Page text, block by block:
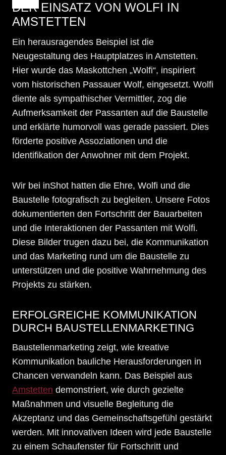
DER EINSATZ VON WOLFI IN
AMSTETTEN
Ein herausragendes Beispiel ist die
Neugestaltung des Hauptplatzes in Amstetten.
Hier wurde das Maskottchen „Wolfi“, inspiriert
vom historischen Passauer Wolf, eingesetzt. Wolfi
diente als sympathischer Vermittler, zog die
Aufmerksamkeit der Passanten auf die Baustelle
und erklärte humorvoll was gerade passiert. Dies
förderte positive Assoziationen und die
Identifikation der Anwohner mit dem Projekt.
Wir bei inShot hatten die Ehre, Wolfi und die
Baustelle fotografisch zu begleiten. Unsere Fotos
dokumentierten den Fortschritt der Bauarbeiten
und die Interaktionen der Passanten mit Wolfi.
Diese Bilder trugen dazu bei, die Kommunikation
und das Marketing rund um die Baustelle zu
unterstützen und die positive Wahrnehmung des
Projekts zu stärken.
ERFOLGREICHE KOMMUNIKATION
DURCH BAUSTELLENMARKETING
Baustellenmarketing zeigt, wie kreative
Kommunikation bauliche Herausforderungen in
Chancen verwandeln kann. Das Beispiel aus
Amstetten demonstriert, wie durch gezielte
Maßnahmen und visuelle Begleitung die
Akzeptanz und das Gemeinschaftsgefühl gestärkt
werden. Mit innovativen Ideen wird jede Baustelle
zu einem Schaufenster für Fortschritt und